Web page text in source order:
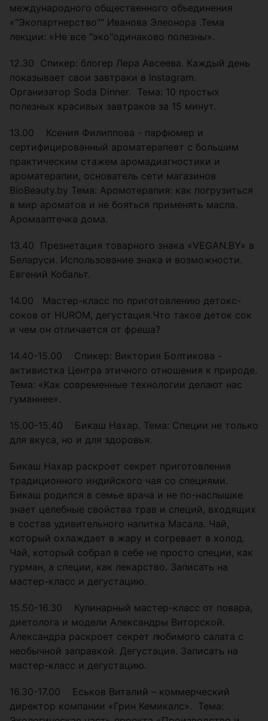
международного общественного объединения
«"Экопартнерство"" Иванова Элеонора .Тема
лекции: «Не все "эко"одинаково полезны».
12.30 Спикер: блогер Лера Авсеева. Каждый день
показывает свои завтраки в Instagram.
Организатор Soda Dinner. Тема: 10 простых
полезных красивых завтраков за 15 минут.
13.00 Ксения Филиппова - парфюмер и
сертифицированный ароматерапевт с большим
практическим стажем аромадиагностики и
ароматерапии, основатель сети магазинов
BioBeauty.by Тема: Аромотерапия: как погрузиться
в мир ароматов и не бояться применять масла.
Аромааптечка дома.
13.40 Презнетация товарного знака «VEGAN.BY» в
Беларуси. Использование знака и возможности.
Евгений Кобальт.
14.00 Мастер-класс по приготовлению детокс-
соков от HUROM, дегустация.Что такое деток сок
и чем он отличается от фреша?
14.40-15.00 Спикер: Виктория Болтикова -
активистка Центра этичного отношения к природе.
Тема: «Как современные технологии делают нас
гуманнее».
15.00-15.40 Бикаш Нахар. Тема: Специи не только
для вкуса, но и для здоровья.
Бикаш Нахар раскроет секрет приготовления
традиционного индийского чая со специями.
Бикаш родился в семье врача и не по-наслышке
знает целебные свойства трав и специй, входящих
в состав удивительного напитка Масала. Чай,
который охлаждает в жару и согревает в холод.
Чай, который собрал в себе не просто специи, как
гурман, а специи, как лекарство. Записать на
мастер-класс и дегустацию.
15.50-16.30 Кулинарный мастер-класс от повара,
диетолога и модели Александры Виторской.
Александра раскроет секрет любимого салата с
необычной заправкой. Дегустация. Записать на
мастер-класс и дегустацию.
16.30-17.00 Еськов Виталий – коммерческий
директор компании «Грин Кемикалс». Тема: